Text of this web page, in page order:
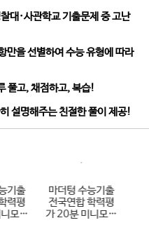
대·사관학교 기출문제 중 고난
만을 선별하여 수능 유형에 따라
풀고, 채점하고, 복습!
설명해주는 친절한 풀이 제공!
기출
력평
모의
마더텅 수능기출
전국연합 학력평
가 20분 미니모의